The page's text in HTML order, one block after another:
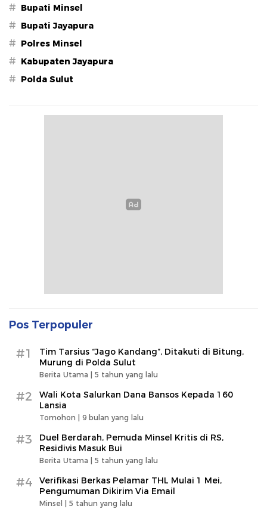
# Bupati Minsel
# Bupati Jayapura
# Polres Minsel
# Kabupaten Jayapura
# Polda Sulut
Pos Terpopuler
#1
Tim Tarsius “Jago Kandang”, Ditakuti di Bitung,
Murung di Polda Sulut
Berita Utama | 5 tahun yang lalu
#2
Wali Kota Salurkan Dana Bansos Kepada 160
Lansia
Tomohon | 9 bulan yang lalu
#3
Duel Berdarah, Pemuda Minsel Kritis di RS,
Residivis Masuk Bui
Berita Utama | 5 tahun yang lalu
#4
Verifikasi Berkas Pelamar THL Mulai 1 Mei,
Pengumuman Dikirim Via Email
Minsel | 5 tahun yang lalu